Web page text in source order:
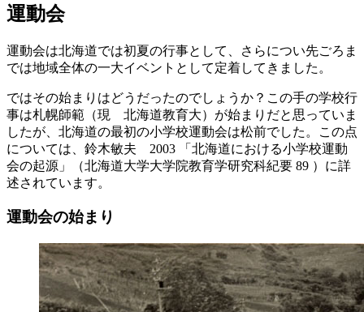
運動会
運動会は北海道では初夏の行事として、さらについ先ごろま
では地域全体の一大イベントとして定着してきました。
ではその始まりはどうだったのでしょうか？この手の学校行
事は札幌師範（現 北海道教育大）が始まりだと思っていま
したが、北海道の最初の小学校運動会は松前でした。この点
については、鈴木敏夫 2003 「北海道における小学校運動
会の起源」（北海道大学大学院教育学研究科紀要 89 ）に詳
述されています。
運動会の始まり